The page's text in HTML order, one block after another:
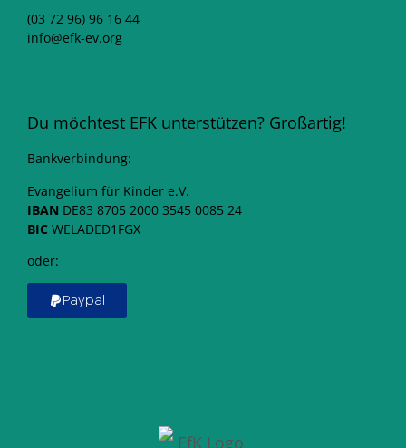
(03 72 96) 96 16 44
info@efk-ev.org
Du möchtest EFK unterstützen? Großartig!
Bankverbindung:
Evangelium für Kinder e.V.
IBAN DE83 8705 2000 3545 0085 24
BIC WELADED1FGX
oder:
Paypal